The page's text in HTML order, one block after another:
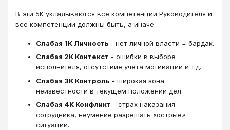
В эти 5К укладываются все компетенции Руководителя и
все компетенции должны быть, а иначе:
Слабая 1К Личность - нет личной власти = бардак.
Слабая 2К Контекст - ошибки в выборе
исполнителя, отсутствие учета мотивации и т.д.
Слабая 3К Контроль - широкая зона
неизвестности в текущем положении дел.
Слабая 4К Конфликт - страх наказания
сотрудника, неумение разрешать «острые»
ситуации.